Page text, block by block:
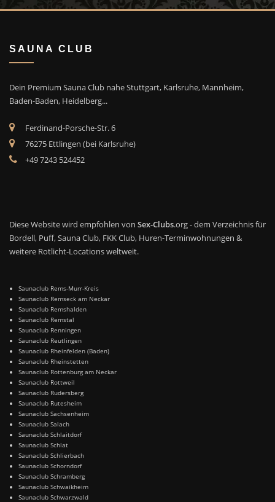
SAUNA CLUB
Dein Premium Sauna Club nahe Stuttgart, Karlsruhe, Mannheim,
Baden-Baden, Heidelberg...
Ferdinand-Porsche-Str. 6
76275 Ettlingen (bei Karlsruhe)
+49 7243 524452
Diese Website wird empfohlen von Sex-Clubs.org - dem Verzeichnis für
Bordell, Puff, Sauna Club, FKK Club, Huren-Terminwohnungen &
weitere Rotlicht-Locations weltweit.
Saunaclub Rems-Murr-Kreis
Saunaclub Remseck am Neckar
Saunaclub Remshalden
Saunaclub Remstal
Saunaclub Renningen
Saunaclub Reutlingen
Saunaclub Rheinfelden (Baden)
Saunaclub Rheinstetten
Saunaclub Rottenburg am Neckar
Saunaclub Rottweil
Saunaclub Rudersberg
Saunaclub Rutesheim
Saunaclub Sachsenheim
Saunaclub Salach
Saunaclub Schlaitdorf
Saunaclub Schlat
Saunaclub Schlierbach
Saunaclub Schorndorf
Saunaclub Schramberg
Saunaclub Schwaikheim
Saunaclub Schwarzwald